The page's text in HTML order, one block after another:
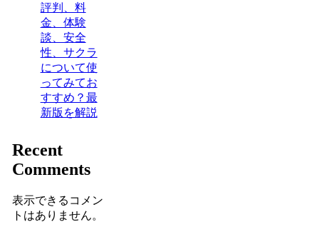
評判、料
金、体験
談、安全
性、サクラ
について使
ってみてお
すすめ？最
新版を解説
Recent
Comments
表示できるコメン
トはありません。